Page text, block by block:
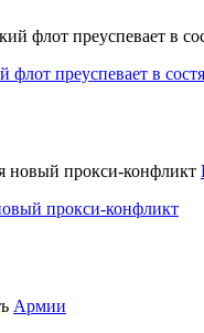
преуспевает в
прокси-конфликт
Армии